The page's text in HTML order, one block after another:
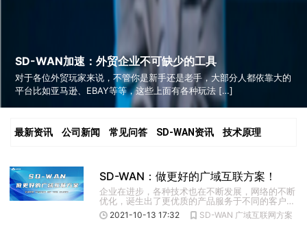
SD-WAN加速：外贸企业不可缺少的工具
对于各位外贸玩家来说，不管你是新手还是老手，大部分人都依靠大的
平台比如亚马逊、EBAY等等，这些上面有各种玩法 […]
最新资讯 公司新闻 常见问答 SD-WAN资讯 技术原理
SD-WAN：做更好的广域互联方案！
企业在进步，各种技术也在不断发展，网络的不断
优化，诞生出了更优质的产品服务于不同的客户，
保证跨境用户、科研用户 […]
2021-10-13 17:32 SD-WAN 广域互联网方案